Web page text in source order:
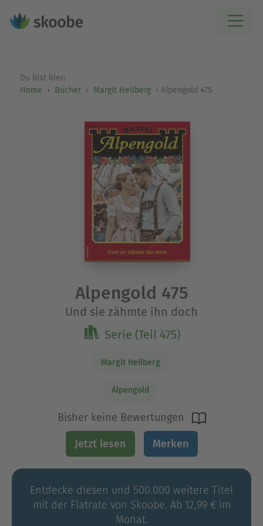
Du bist hier:
Home
Bücher Margit Hellberg Alpengold 475
Alpengold 475
Und sie zähmte ihn doch
Serie (Teil 475)
Margit Hellberg
Alpengold
Bisher keine Bewertungen
Jetzt lesen Merken
Entdecke diesen und 500.000 weitere Titel
mit der Flatrate von Skoobe. Ab 12,99 € im
Monat.